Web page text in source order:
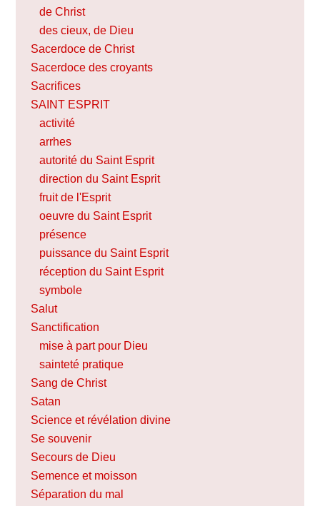
de Christ
des cieux, de Dieu
Sacerdoce de Christ
Sacerdoce des croyants
Sacrifices
SAINT ESPRIT
activité
arrhes
autorité du Saint Esprit
direction du Saint Esprit
fruit de l'Esprit
oeuvre du Saint Esprit
présence
puissance du Saint Esprit
réception du Saint Esprit
symbole
Salut
Sanctification
mise à part pour Dieu
sainteté pratique
Sang de Christ
Satan
Science et révélation divine
Se souvenir
Secours de Dieu
Semence et moisson
Séparation du mal